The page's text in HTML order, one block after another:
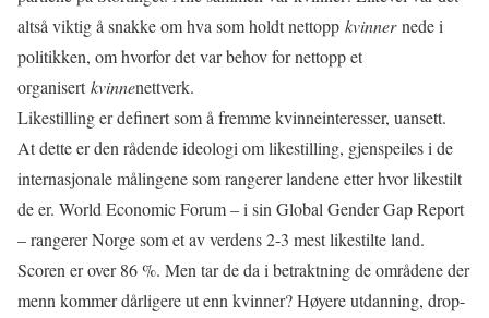
altså viktig å snakke om hva som holdt nettopp kvinnernede i
politikken, om hvorfor det var behov for nettopp et
organisertkvinnenettverk.
Likestilling er definert som å fremme kvinneinteresser, uansett.
At dette er den rådende ideologi om likestilling, gjenspeiles i de
internasjonale målingene som rangerer landene etter hvor likestilt
de er. World Economic Forum – i sin Global Gender Gap Report
– rangerer Norge som et av verdens 2-3 mest likestilte land.
Scoren er over 86 %. Men tar de da i betraktning de områdene der
menn kommer dårligere ut enn kvinner? Høyere utdanning, drop-